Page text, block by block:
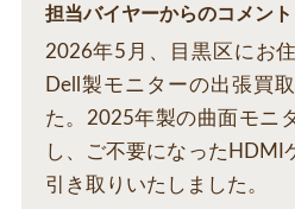
担当バイヤーからのコメント
2026年5月、目黒区にお
Dell製モニターの出張買
た。2025年製の曲面モニ
し、ご不要になったHDMI
引き取りいたしました。